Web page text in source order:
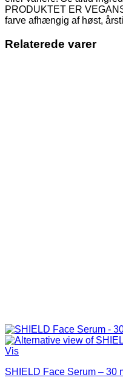
PRODUKTET ER
farve afhængig af høst,
Relaterede varer
Vis
SHIELD Face Serum – 30